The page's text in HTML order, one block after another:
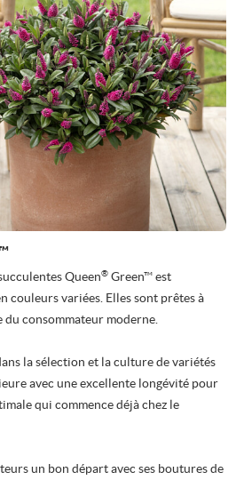
Queen® Green™ est
couleurs variées. Elles sont prêtes à
consommateur moderne.
la sélection et la culture de variétés
avec une excellente longévité pour
qui commence déjà chez le
un bon départ avec ses boutures de